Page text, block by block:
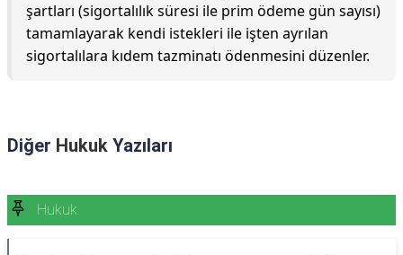
şartları (sigortalılık süresi ile prim ödeme gün sayısı)
tamamlayarak kendi istekleri ile işten ayrılan
sigortalılara kıdem tazminatı ödenmesini düzenler.
Diğer Hukuk Yazıları
Hukuk